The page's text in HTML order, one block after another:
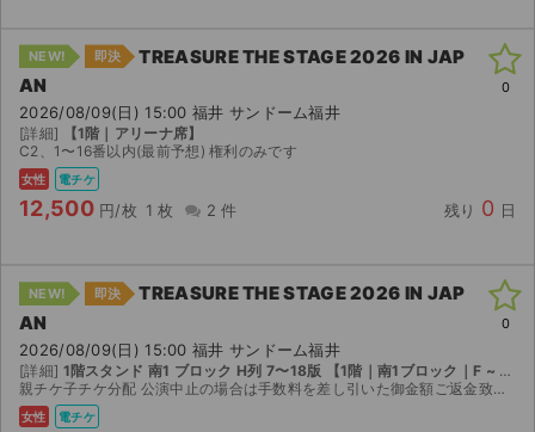
NEW! 即決
TREASURE THE STAGE 2026 IN JAP
AN
2026/08/09(日) 15:00 福井 サンドーム福井
[詳細]
【1階｜アリーナ席】
C2、1〜16番以内(最前予想) 権利のみです
女性 電チケ
12,500 円/枚 1 枚 2 件 残り 0 日
0
NEW! 即決
TREASURE THE STAGE 2026 IN JAP
AN
2026/08/09(日) 15:00 福井 サンドーム福井
[詳細] 1階スタンド 南1 ブロック H列 7〜18版 【1階｜南1ブロック｜F ~ J列｜1 ~ 20番】
親チケ子チケ分配 公演中止の場合は手数料を差し引いた御金額ご返金致します。
女性 電チケ
0